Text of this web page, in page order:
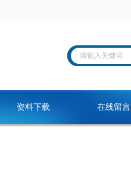
资料下载 在线留言